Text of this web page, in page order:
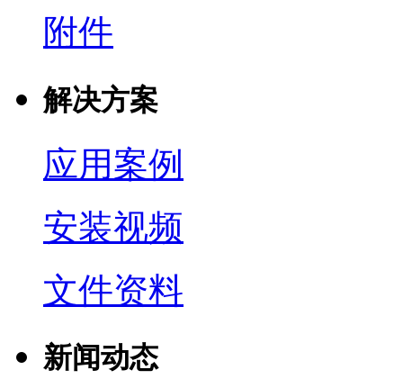
附件
解决方案
应用案例
安装视频
文件资料
新闻动态